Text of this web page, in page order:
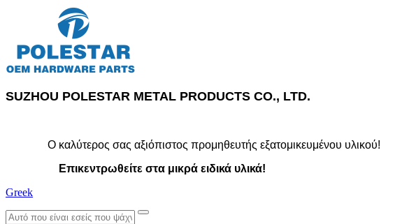
SUZHOU POLESTAR METAL PRODUCTS CO., LTD.
Ο καλύτερος σας αξιόπιστος προμηθευτής εξατομικευμένου υλικού!
Επικεντρωθείτε στα μικρά ειδικά υλικά!
Greek
search